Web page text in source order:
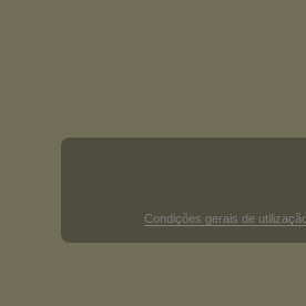
Condições gerais de